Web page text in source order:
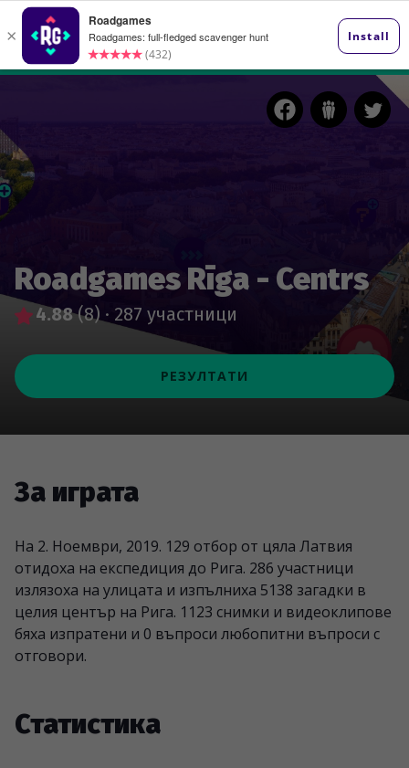
Roadgames Rīga - Centrs
4.88(8) · 287 участници
РЕЗУЛТАТИ
За играта
На 2. Ноември, 2019. 129 отбор от цяла Латвия
отидоха на експедиция до Рига. 286 участници
излязоха на улицата и изпълниха 5138 загадки в
целия център на Рига. 1123 снимки и видеоклипове
бяха изпратени и 0 въпроси любопитни въпроси с
отговори.
Статистика